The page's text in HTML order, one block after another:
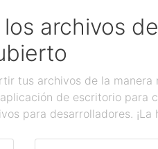
archivos
tus archivos de la
de escritorio para
para desarrolladores.